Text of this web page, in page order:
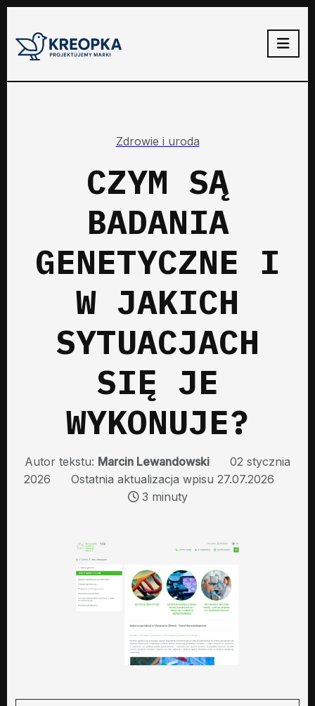
Zdrowie i uroda
CZYM SĄ
BADANIA
GENETYCZNE I
W JAKICH
SYTUACJACH
SIĘ JE
WYKONUJE?
Autor tekstu: Marcin Lewandowski
02 stycznia
2026
Ostatnia aktualizacja wpisu 27.07.2026
3 minuty